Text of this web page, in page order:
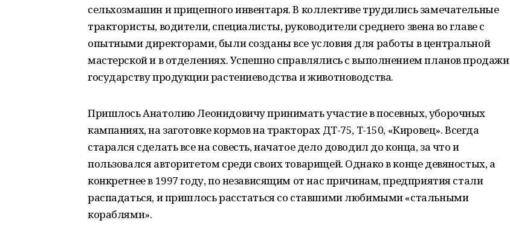
сельхозмашин и прицепного инвентаря. В коллективе трудились замечательные
трактористы, водители, специалисты, руководители среднего звена во главе с
опытными директорами, были созданы все условия для работы в центральной
мастерской и в отделениях. Успешно справлялись с выполнением планов продажи
государству продукции растениеводства и животноводства.
Пришлось Анатолию Леонидовичу принимать участие в посевных, уборочных
кампаниях, на заготовке кормов на тракторах ДТ-75, Т-150, «Кировец». Всегда
старался сделать все на совесть, начатое дело доводил до конца, за что и
пользовался авторитетом среди своих товарищей. Однако в конце девяностых, а
конкретнее в 1997 году, по независящим от нас причинам, предприятия стали
распадаться, и пришлось расстаться со ставшими любимыми «стальными
кораблями».